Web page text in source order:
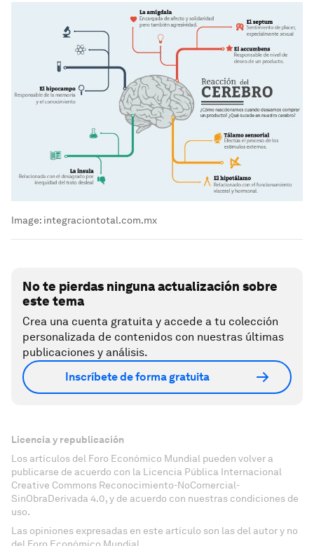
Image: integraciontotal.com.mx
No te pierdas ninguna actualización sobre
este tema
Crea una cuenta gratuita y accede a tu colección
personalizada de contenidos con nuestras últimas
publicaciones y análisis.
Inscríbete de forma gratuita
Licencia y republicación
Los artículos del Foro Económico Mundial pueden volver a
publicarse de acuerdo con la Licencia Pública Internacional
Creative Commons Reconocimiento-NoComercial-
SinObraDerivada 4.0, y de acuerdo con nuestras condiciones de
uso.
Las opiniones expresadas en este artículo son las del autor y no
del Foro Económico Mundial.